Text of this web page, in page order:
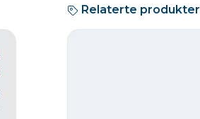
Relaterte produkter